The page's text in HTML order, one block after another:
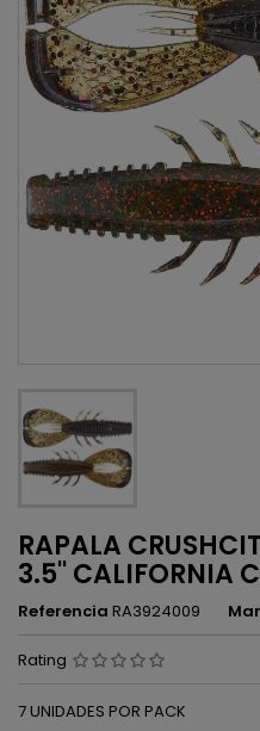
RAPALA
3.5'' CALIFORNIA
Referencia RA3924009
Rating
7 UNIDADES POR PACK